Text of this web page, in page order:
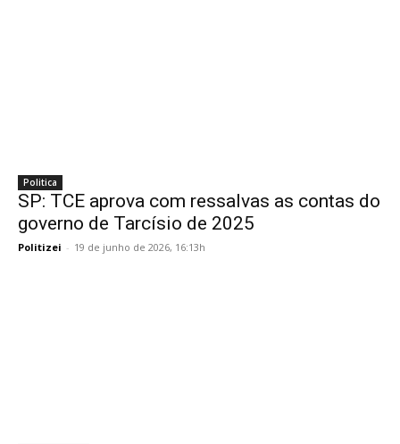
Politica
SP: TCE aprova com ressalvas as contas do
governo de Tarcísio de 2025
Politizei - 19 de junho de 2026, 16:13h